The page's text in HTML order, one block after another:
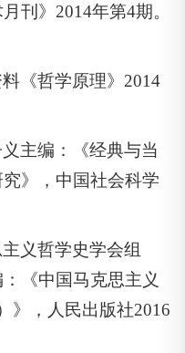
刊》2014年第4期。
《哲学原理》2014
主编：《经典与当
》，中国社会科学
义哲学史学会组
《中国马克思主义
》，人民出版社2016